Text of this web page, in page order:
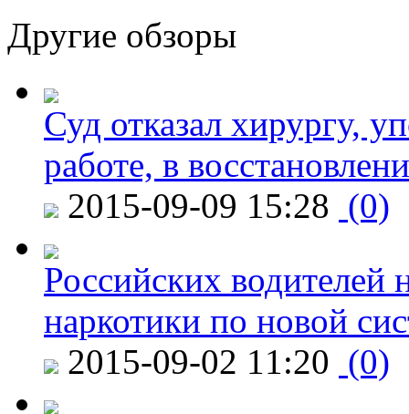
Другие обзоры
Суд отказал хирургу,
работе, в
2015-09-09 15:28 (0)
Российских водителей
наркотики по новой
2015-09-02 11:20 (0)